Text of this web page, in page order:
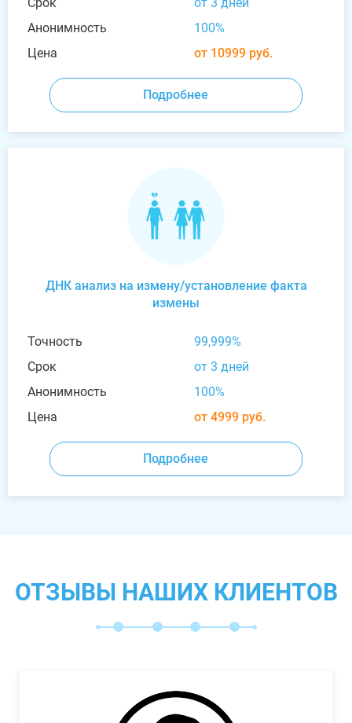
Срок
от 3 дней
Анонимность
100%
Цена
от 10999 руб.
Подробнее
ДНК анализ на измену/установление факта
измены
Точность
99,999%
Срок
от 3 дней
Анонимность
100%
Цена
от 4999 руб.
Подробнее
ОТЗЫВЫ НАШИХ КЛИЕНТОВ